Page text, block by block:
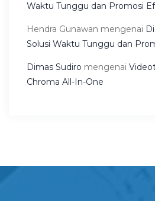
Waktu Tunggu dan Promosi
Hendra Gunawan mengenai
Solusi Waktu Tunggu dan
Dimas Sudiro mengenai
Chroma All-In-One